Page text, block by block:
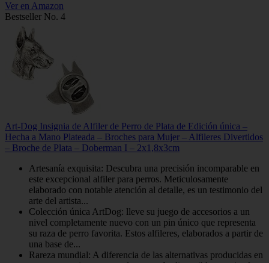
Ver en Amazon
Bestseller No. 4
Art-Dog Insignia de Alfiler de Perro de Plata de Edición única –
Hecha a Mano Plateada – Broches para Mujer – Alfileres Divertidos
– Broche de Plata – Doberman I – 2x1,8x3cm
Artesanía exquisita: Descubra una precisión incomparable en
este excepcional alfiler para perros. Meticulosamente
elaborado con notable atención al detalle, es un testimonio del
arte del artista...
Colección única ArtDog: lleve su juego de accesorios a un
nivel completamente nuevo con un pin único que representa
su raza de perro favorita. Estos alfileres, elaborados a partir de
una base de...
Rareza mundial: A diferencia de las alternativas producidas en